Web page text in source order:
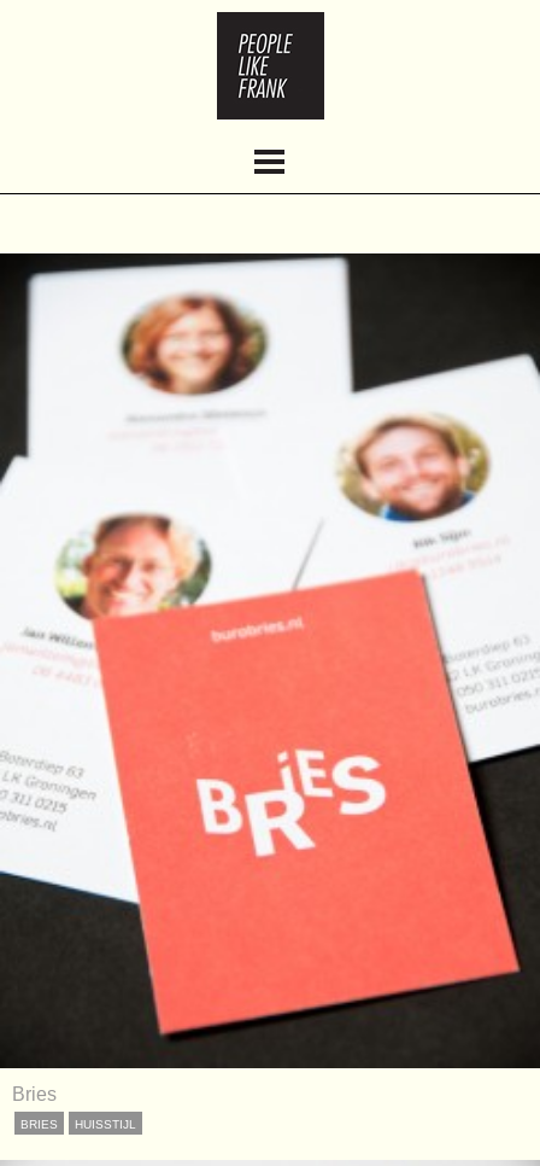
CLIENTS
Bries
BRIES HUISSTIJL